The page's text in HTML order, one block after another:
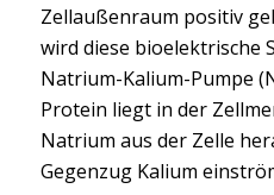
Zellaußenraum positiv
wird diese bioelektrische
Natrium-Kalium-Pumpe
Protein liegt in der
Natrium aus der Zelle
Gegenzug Kalium